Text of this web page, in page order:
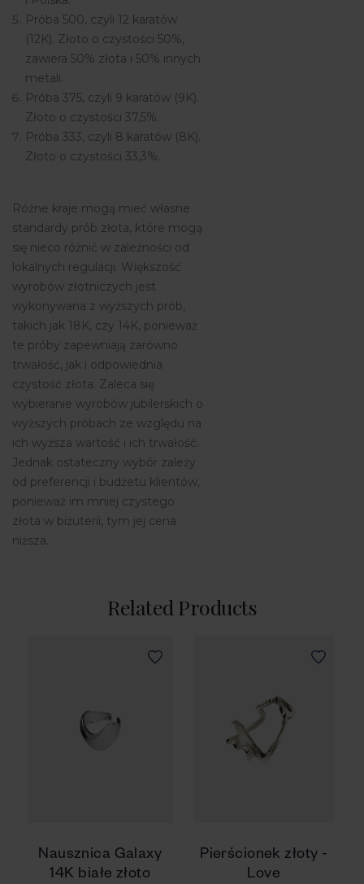
Próba 500, czyli 12 karatów
(12K). Złoto o czystości 50%,
zawiera 50% złota i 50% innych
metali.
Próba 375, czyli 9 karatów (9K).
Złoto o czystości 37,5%.
Próba 333, czyli 8 karatów (8K).
Złoto o czystości 33,3%.
Różne kraje mogą mieć własne
standardy prób złota, które mogą
się nieco różnić w zależności od
lokalnych regulacji. Większość
wyrobów złotniczych jest
wykonywana z wyższych prób,
takich jak 18K, czy 14K, ponieważ
te próby zapewniają zarówno
trwałość, jak i odpowiednia
czystość złota. Zaleca się
wybieranie wyrobów jubilerskich o
wyższych próbach ze względu na
ich wyższa wartość i ich trwałość.
Jednak ostateczny wybór zależy
od preferencji i budżetu klientów,
ponieważ im mniej czystego
złota w biżuterii, tym jej cena
niższa.
Related Products
Nausznica Galaxy
14K białe złoto
Pierścionek złoty -
Love